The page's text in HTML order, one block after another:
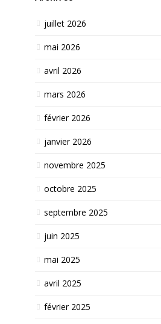
juillet 2026
mai 2026
avril 2026
mars 2026
février 2026
janvier 2026
novembre 2025
octobre 2025
septembre 2025
juin 2025
mai 2025
avril 2025
février 2025